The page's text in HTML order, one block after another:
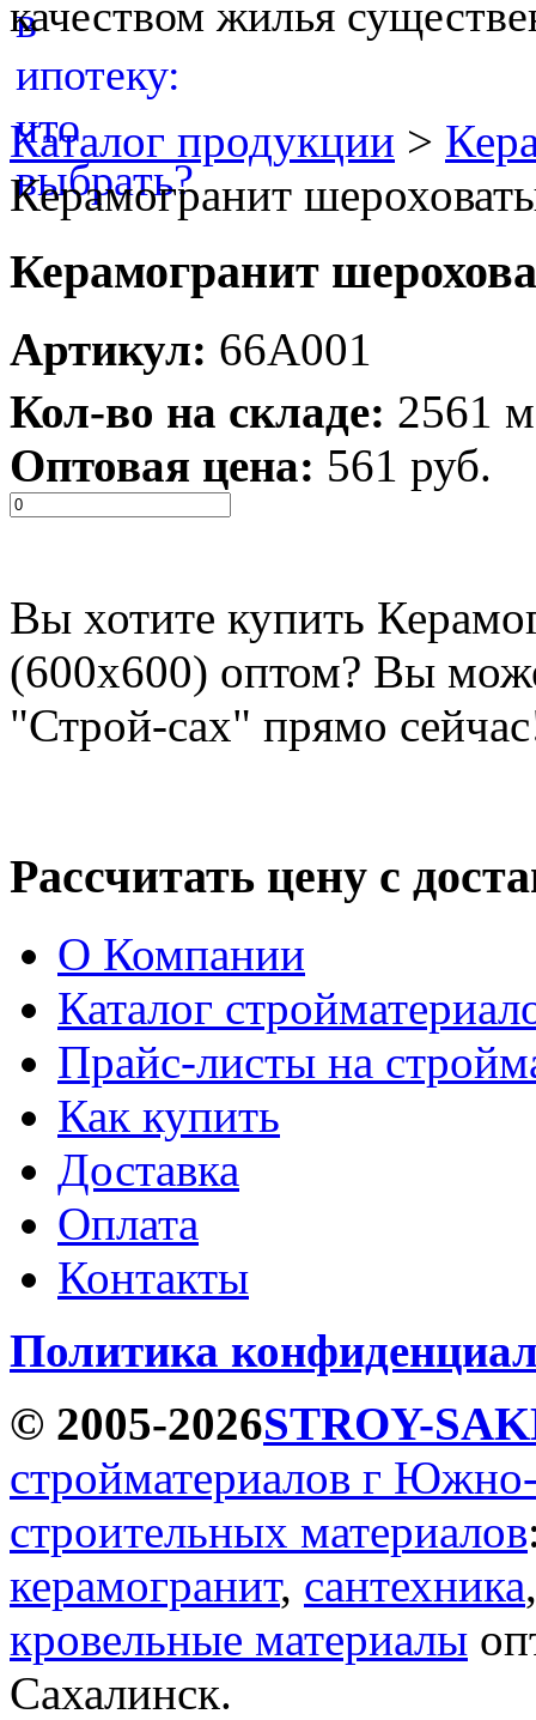
качеством жилья
Каталог продукции >
Керамогранит
Керамогранит
Артикул: 66A001
Кол-во на складе: 2561 м
Оптовая цена: 561 руб.
Вы хотите купить
(600х600) оптом? Вы
"Строй-сах" прямо
Рассчитать цену с
О Компании
Каталог
Прайс-листы на
Как купить
Доставка
Оплата
Контакты
Политика
© 2005-2026STROY-
стройматериалов г
строительных материалов
керамогранит, сантехника
кровельные материалы
Сахалинск.